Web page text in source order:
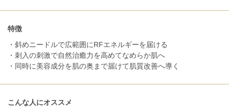
特徴
・斜めニードルで広範囲にRFエネルギーを届ける
・刺入の刺激で自然治癒力を高めてなめらか肌へ
・同時に美容成分を肌の奥まで届けて肌質改善へ導く
こんな人にオススメ